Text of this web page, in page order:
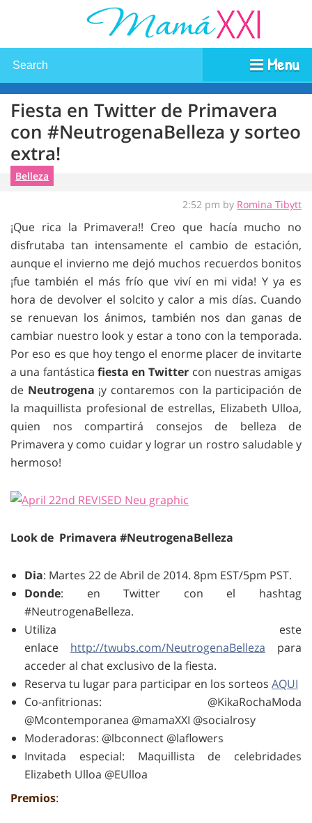
Menu
Fiesta en Twitter de Primavera
con #NeutrogenaBelleza y sorteo
extra!
Belleza
2:52 pm by Romina Tibytt
¡Que rica la Primavera!! Creo que hacía mucho no
disfrutaba tan intensamente el cambio de estación,
aunque el invierno me dejó muchos recuerdos bonitos
¡fue también el más frío que viví en mi vida! Y ya es
hora de devolver el solcito y calor a mis días. Cuando
se renuevan los ánimos, también nos dan ganas de
cambiar nuestro look y estar a tono con la temporada.
Por eso es que hoy tengo el enorme placer de invitarte
a una fantástica fiesta en Twitter con nuestras amigas
de Neutrogena ¡y contaremos con la participación de
la maquillista profesional de estrellas, Elizabeth Ulloa,
quien nos compartirá consejos de belleza de
Primavera y como cuidar y lograr un rostro saludable y
hermoso!
Look de Primavera #NeutrogenaBelleza
Dia: Martes 22 de Abril de 2014. 8pm EST/5pm PST.
Donde: en Twitter con el hashtag
#NeutrogenaBelleza.
Utiliza este
enlace http://twubs.com/NeutrogenaBelleza para
acceder al chat exclusivo de la fiesta.
Reserva tu lugar para participar en los sorteos AQUI
Co-anfitrionas: @KikaRochaModa
@Mcontemporanea @mamaXXI @socialrosy
Moderadoras: @lbconnect @laflowers
Invitada especial: Maquillista de celebridades
Elizabeth Ulloa @EUlloa
Premios: